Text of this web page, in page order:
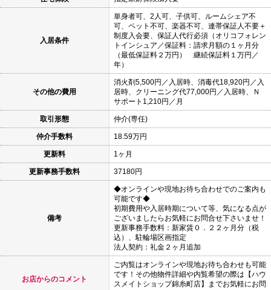
入居条件
単身者可、2人可、子供可、ルームシェア不
可、ペット不可、楽器不可、連帯保証人不要＋
制度入会要、保証人代行必須（オリコフォレン
トインシュア／保証料：請求月額の１ヶ月分
（最低保証料２万円） 継続保証料１万円／
年）
その他の費用
消火剤5,500円／入居時、消毒代18,920円／入
居時、クリーニング代77,000円／入居時、Ｎ
サポート1,210円／月
取引形態 仲介(専任)
仲介手数料 18.59万円
更新料 1ヶ月
更新事務手数料 37180円
備考
◆オンラインや現地お待ち合わせでのご案内も
可能です◆
初期費用や入居時期について等、気になる点が
ございましたらお気軽にお問合せ下さいませ！
更新事務手数料：新家賃０．２２ヶ月分（税
込）、駐輪場区画指定
法人契約：礼金２ヶ月追加
お店からのコメント
ご内覧はオンラインや現地お待ち合わせも可能
です！その他物件詳細や内覧希望の際は【ハウ
スメイトショップ錦糸町店】までお気軽にお問